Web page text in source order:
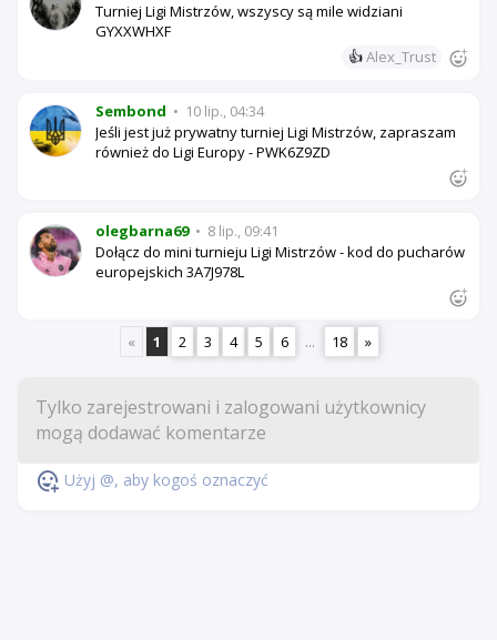
Turniej Ligi Mistrzów, wszyscy są mile widziani
GYXXWHXF
👍Alex_Trust
Sembond • 10 lip., 04:34
Jeśli jest już prywatny turniej Ligi Mistrzów, zapraszam
również do Ligi Europy - PWK6Z9ZD
olegbarna69 • 8 lip., 09:41
Dołącz do mini turnieju Ligi Mistrzów - kod do pucharów
europejskich 3A7J978L
« 1 2 3 4 5 6 ... 18 »
Użyj @, aby kogoś oznaczyć